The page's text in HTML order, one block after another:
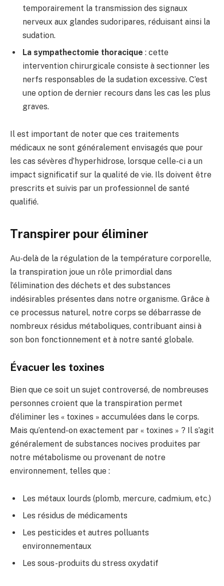
temporairement la transmission des signaux
nerveux aux glandes sudoripares, réduisant ainsi la
sudation.
La sympathectomie thoracique : cette
intervention chirurgicale consiste à sectionner les
nerfs responsables de la sudation excessive. C’est
une option de dernier recours dans les cas les plus
graves.
Il est important de noter que ces traitements
médicaux ne sont généralement envisagés que pour
les cas sévères d’hyperhidrose, lorsque celle-ci a un
impact significatif sur la qualité de vie. Ils doivent être
prescrits et suivis par un professionnel de santé
qualifié.
Transpirer pour éliminer
Au-delà de la régulation de la température corporelle,
la transpiration joue un rôle primordial dans
l’élimination des déchets et des substances
indésirables présentes dans notre organisme. Grâce à
ce processus naturel, notre corps se débarrasse de
nombreux résidus métaboliques, contribuant ainsi à
son bon fonctionnement et à notre santé globale.
Évacuer les toxines
Bien que ce soit un sujet controversé, de nombreuses
personnes croient que la transpiration permet
d’éliminer les « toxines » accumulées dans le corps.
Mais qu’entend-on exactement par « toxines » ? Il s’agit
généralement de substances nocives produites par
notre métabolisme ou provenant de notre
environnement, telles que :
Les métaux lourds (plomb, mercure, cadmium, etc.)
Les résidus de médicaments
Les pesticides et autres polluants
environnementaux
Les sous-produits du stress oxydatif